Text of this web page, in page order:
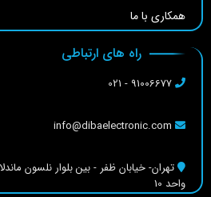
همکاری با ما
راه های ارتباطی
واحد 10